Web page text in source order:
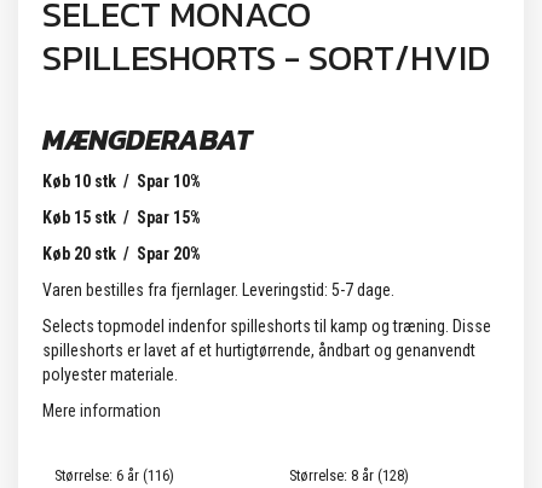
SELECT MONACO
SPILLESHORTS - SORT/HVID
MÆNGDERABAT
Køb 10 stk / Spar 10%
Køb 15 stk / Spar 15%
Køb 20 stk / Spar 20%
Varen bestilles fra fjernlager. Leveringstid: 5-7 dage.
Selects topmodel indenfor spilleshorts til kamp og træning. Disse
spilleshorts er lavet af et hurtigtørrende, åndbart og genanvendt
polyester materiale.
Mere information
Størrelse: 6 år (116) Størrelse: 8 år (128)